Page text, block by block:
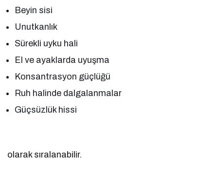
Beyin sisi
Unutkanlık
Sürekli uyku hali
El ve ayaklarda uyuşma
Konsantrasyon güçlüğü
Ruh halinde dalgalanmalar
Güçsüzlük hissi
olarak sıralanabilir.